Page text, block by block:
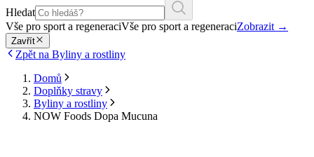
Hledat
Vše pro sport a regeneraciVše pro sport a regeneraciZobrazit →
Zavřít
Zpět na Byliny a rostliny
Domů
Doplňky stravy
Byliny a rostliny
NOW Foods Dopa Mucuna